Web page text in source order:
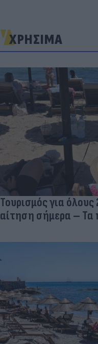
ΧΡΗΣΙΜΑ
Τουρισμός για
αίτηση σήμερα – Τα